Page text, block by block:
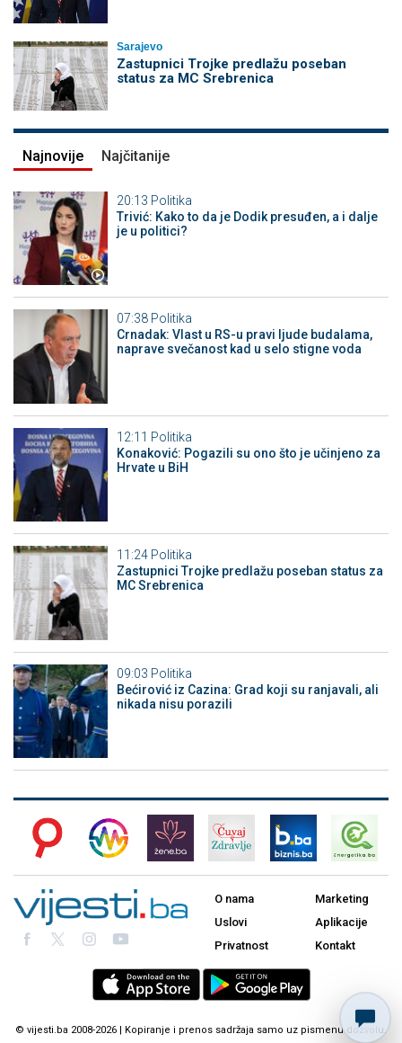
Sarajevo
Zastupnici Trojke predlažu poseban
status za MC Srebrenica
Najnovije Najčitanije
20:13 Politika
Trivić: Kako to da je Dodik presuđen, a i dalje
je u politici?
07:38 Politika
Crnadak: Vlast u RS-u pravi ljude budalama,
naprave svečanost kad u selo stigne voda
12:11 Politika
Konaković: Pogazili su ono što je učinjeno za
Hrvate u BiH
11:24 Politika
Zastupnici Trojke predlažu poseban status za
MC Srebrenica
09:03 Politika
Bećirović iz Cazina: Grad koji su ranjavali, ali
nikada nisu porazili
O nama
Uslovi
Privatnost
Marketing
Aplikacije
Kontakt
© vijesti.ba 2008-2026 | Kopiranje i prenos sadržaja samo uz pismenu dozvolu.